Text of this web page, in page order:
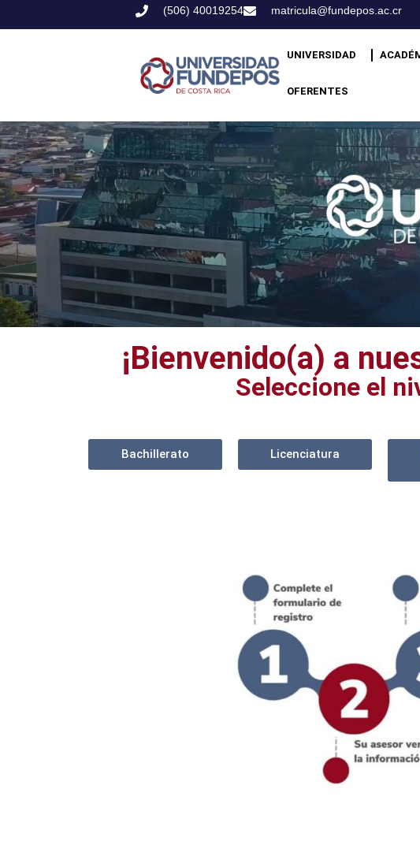
(506) 40019254 matricula@fundepos.ac.cr
UNIVERSIDAD
OFERENTES
¡Bienvenido(a) a
Seleccione el
Bachillerato Licenciatura